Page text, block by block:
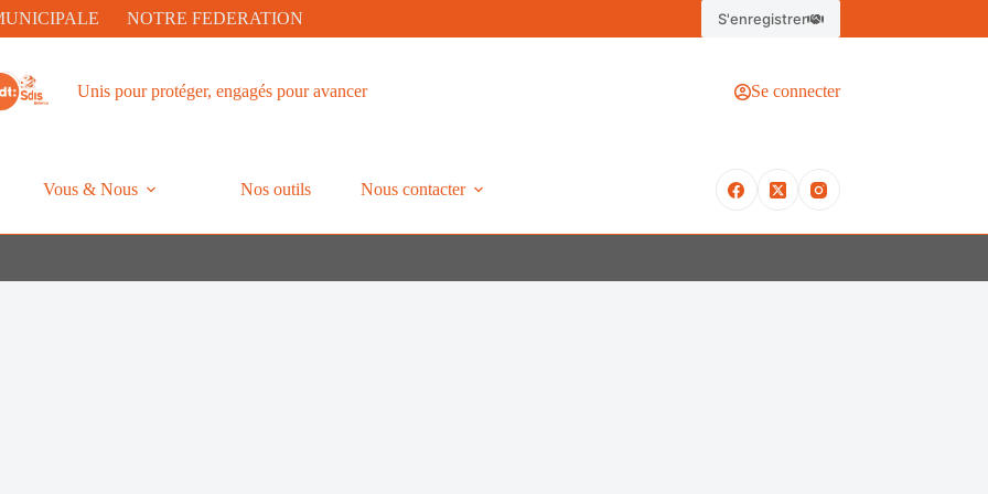
NOTRE FEDERATION S'enregistrer
Unis pour protéger, engagés pour avancer Se connecter
Vous & Nous Nos outils Nous contacter